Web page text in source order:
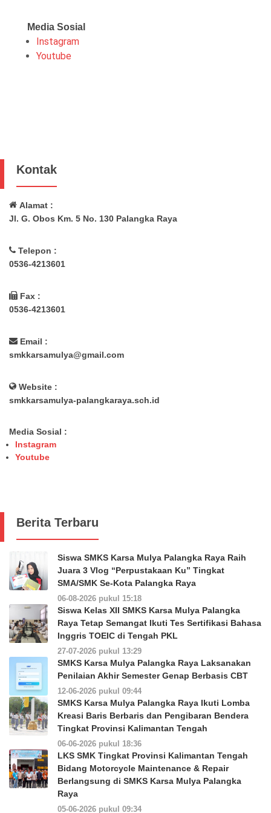
Media Sosial
Instagram
Youtube
Kontak
Alamat :
Jl. G. Obos Km. 5 No. 130 Palangka Raya
Telepon :
0536-4213601
Fax :
0536-4213601
Email :
smkkarsamulya@gmail.com
Website :
smkkarsamulya-palangkaraya.sch.id
Media Sosial :
Instagram
Youtube
Berita Terbaru
Siswa SMKS Karsa Mulya Palangka Raya Raih
Juara 3 Vlog “Perpustakaan Ku” Tingkat
SMA/SMK Se-Kota Palangka Raya
06-08-2026 pukul 15:18
Siswa Kelas XII SMKS Karsa Mulya Palangka
Raya Tetap Semangat Ikuti Tes Sertifikasi Bahasa
Inggris TOEIC di Tengah PKL
27-07-2026 pukul 13:29
SMKS Karsa Mulya Palangka Raya Laksanakan
Penilaian Akhir Semester Genap Berbasis CBT
12-06-2026 pukul 09:44
SMKS Karsa Mulya Palangka Raya Ikuti Lomba
Kreasi Baris Berbaris dan Pengibaran Bendera
Tingkat Provinsi Kalimantan Tengah
06-06-2026 pukul 18:36
LKS SMK Tingkat Provinsi Kalimantan Tengah
Bidang Motorcycle Maintenance & Repair
Berlangsung di SMKS Karsa Mulya Palangka
Raya
05-06-2026 pukul 09:34